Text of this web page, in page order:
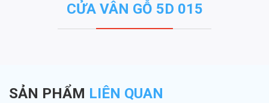
CỬA VÂN GỖ 5D 015
SẢN PHẨM LIÊN QUAN